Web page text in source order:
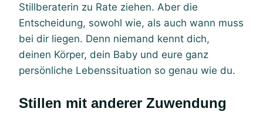
Stillberaterin zu Rate ziehen. Aber die
Entscheidung, sowohl wie, als auch wann muss
bei dir liegen. Denn niemand kennt dich,
deinen Körper, dein Baby und eure ganz
persönliche Lebenssituation so genau wie du.
Stillen mit anderer Zuwendung